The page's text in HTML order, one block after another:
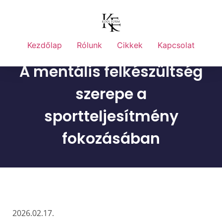
Kezdőlap Rólunk Cikkek Kapcsolat
A mentális felkészültség
szerepe a
sportteljesítmény
fokozásában
2026.02.17.